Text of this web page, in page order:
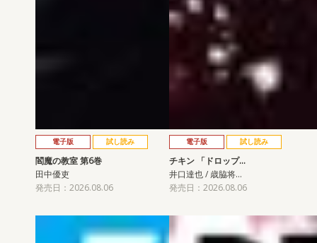
電子版 試し読み
閻魔の教室 第6巻
田中優吏
発売日：2026.08.06
電子版 試し読み
チキン 「ドロップ…
井口達也 / 歳脇将…
発売日：2026.08.06